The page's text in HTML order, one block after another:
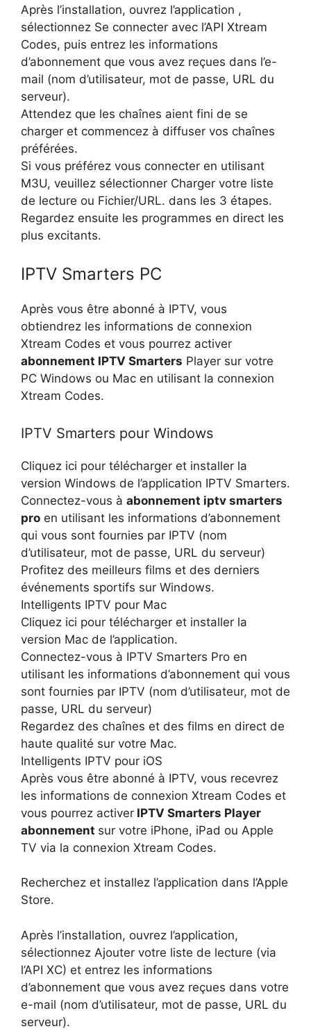
Après l’installation, ouvrez l’application ,
sélectionnez Se connecter avec l’API Xtream
Codes, puis entrez les informations
d’abonnement que vous avez reçues dans l’e-
mail (nom d’utilisateur, mot de passe, URL du
serveur).
Attendez que les chaînes aient fini de se
charger et commencez à diffuser vos chaînes
préférées.
Si vous préférez vous connecter en utilisant
M3U, veuillez sélectionner Charger votre liste
de lecture ou Fichier/URL. dans les 3 étapes.
Regardez ensuite les programmes en direct les
plus excitants.
IPTV Smarters PC
Après vous être abonné à IPTV, vous
obtiendrez les informations de connexion
Xtream Codes et vous pourrez activer
abonnement IPTV Smarters Player sur votre
PC Windows ou Mac en utilisant la connexion
Xtream Codes.
IPTV Smarters pour Windows
Cliquez ici pour télécharger et installer la
version Windows de l’application IPTV Smarters.
Connectez-vous à abonnement iptv smarters
pro en utilisant les informations d’abonnement
qui vous sont fournies par IPTV (nom
d’utilisateur, mot de passe, URL du serveur)
Profitez des meilleurs films et des derniers
événements sportifs sur Windows.
Intelligents IPTV pour Mac
Cliquez ici pour télécharger et installer la
version Mac de l’application.
Connectez-vous à IPTV Smarters Pro en
utilisant les informations d’abonnement qui vous
sont fournies par IPTV (nom d’utilisateur, mot de
passe, URL du serveur)
Regardez des chaînes et des films en direct de
haute qualité sur votre Mac.
Intelligents IPTV pour iOS
Après vous être abonné à IPTV, vous recevrez
les informations de connexion Xtream Codes et
vous pourrez activer IPTV Smarters Player
abonnement sur votre iPhone, iPad ou Apple
TV via la connexion Xtream Codes.
Recherchez et installez l’application dans l’Apple
Store.
Après l’installation, ouvrez l’application,
sélectionnez Ajouter votre liste de lecture (via
l’API XC) et entrez les informations
d’abonnement que vous avez reçues dans votre
e-mail (nom d’utilisateur, mot de passe, URL du
serveur).